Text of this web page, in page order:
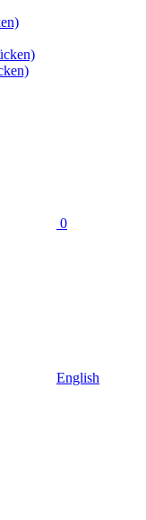
0
English